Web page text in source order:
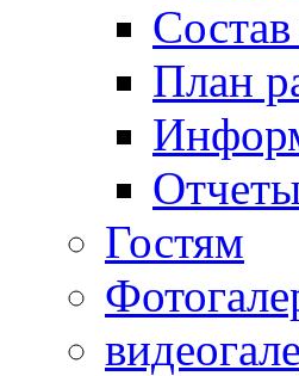
План
Гостям